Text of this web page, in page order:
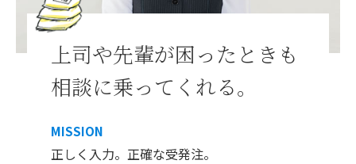
上司や先輩が困ったときも
相談に乗ってくれる。
MISSION
正しく入力。正確な受発注。